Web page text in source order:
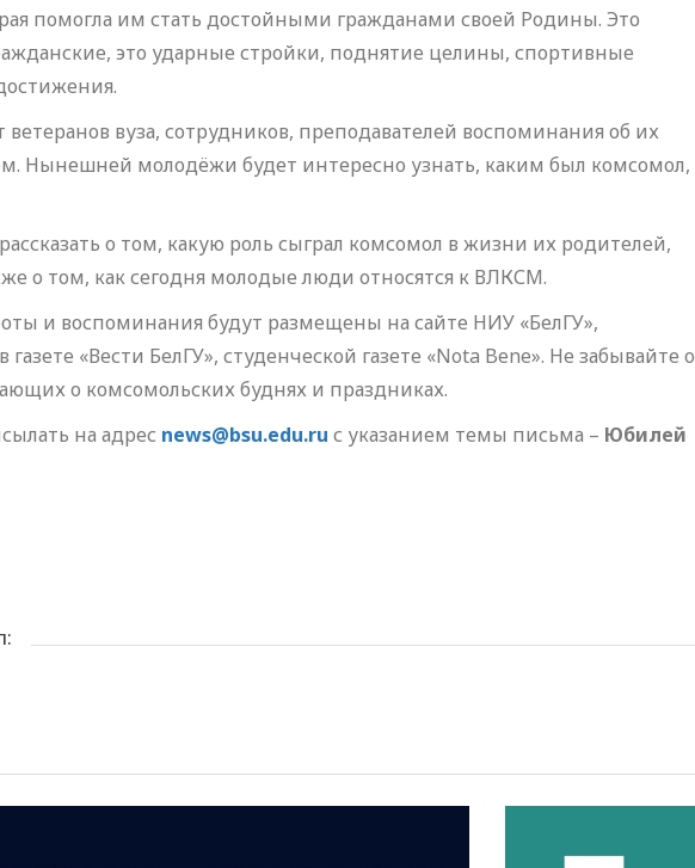
помогла им стать достойными гражданами своей Родины. Это
это ударные стройки, поднятие целины, спортивные
вуза, сотрудников, преподавателей воспоминания об их
Нынешней молодёжи будет интересно узнать, каким был комсомол,
о том, какую роль сыграл комсомол в жизни их родителей,
о том, как сегодня молодые люди относятся к ВЛКСМ.
и воспоминания будут размещены на сайте НИУ «БелГУ»,
«Вести БелГУ», студенческой газете «Nota Bene». Не забывайте о
о комсомольских буднях и праздниках.
на адрес news@bsu.edu.ru с указанием темы письма – Юбилей